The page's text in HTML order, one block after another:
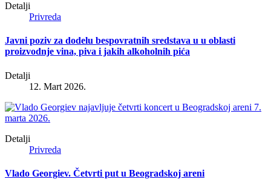
Detalji
Privreda
Javni poziv za dodelu bespovratnih sredstava u u oblasti
proizvodnje vina, piva i jakih alkoholnih pića
Detalji
12. Mart 2026.
Detalji
Privreda
Vlado Georgiev. Četvrti put u Beogradskoj areni